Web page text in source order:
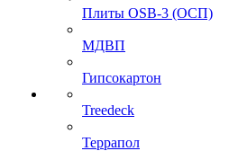
Плиты OSB-3 (ОСП)
МДВП
Гипсокартон
Treedeck
Террапол